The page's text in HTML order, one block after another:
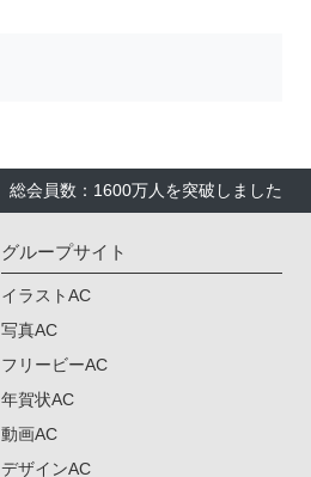
総会員数：1600万人を突破しました
グループサイト
イラストAC
写真AC
フリービーAC
年賀状AC
動画AC
デザインAC